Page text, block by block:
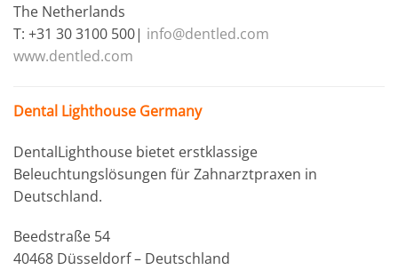
The Netherlands
T: +31 30 3100 500| info@dentled.com
www.dentled.com
Dental Lighthouse Germany
DentalLighthouse bietet erstklassige
Beleuchtungslösungen für Zahnarztpraxen in
Deutschland.
Beedstraße 54
40468 Düsseldorf – Deutschland